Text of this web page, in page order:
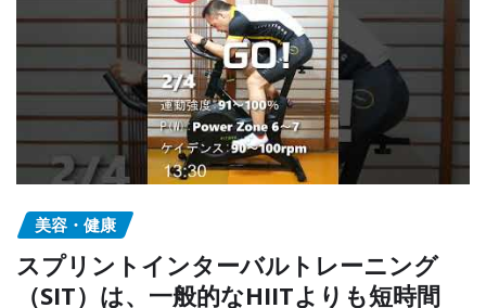
美容・健康
スプリントインターバルトレーニング
（SIT）は、一般的なHIITよりも短時間